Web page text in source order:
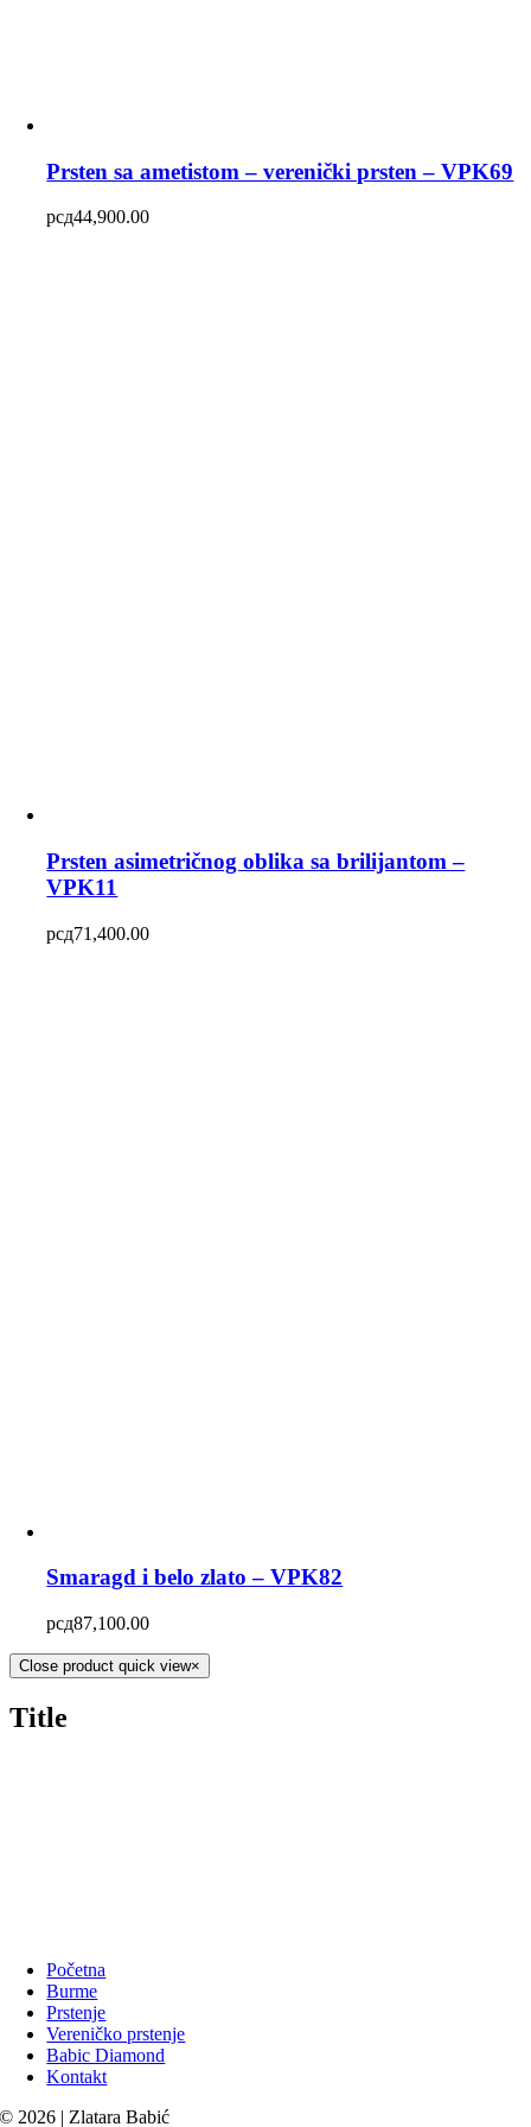
Prsten sa ametistom – verenički prsten – VPK69
рсд44,900.00
Prsten asimetričnog oblika sa brilijantom –
VPK11
рсд71,400.00
Smaragd i belo zlato – VPK82
рсд87,100.00
Close product quick view×
Title
Početna
Burme
Prstenje
Vereničko prstenje
Babic Diamond
Kontakt
© 2026 | Zlatara Babić